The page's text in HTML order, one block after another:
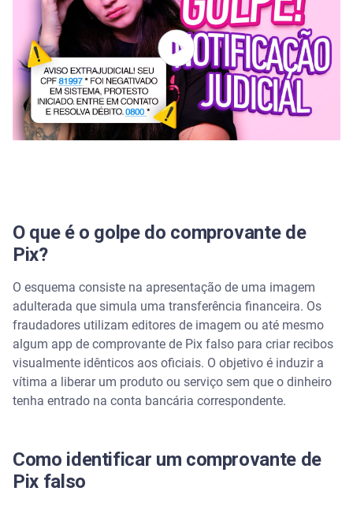
O que fazer ao suspeitar de um agendamento de
transferência?
Como funciona o Mecanismo Especial de
Devolução (MED)?
O que é o golpe do comprovante de
Pix?
O esquema consiste na apresentação de uma imagem
adulterada que simula uma transferência financeira. Os
fraudadores utilizam editores de imagem ou até mesmo
algum app de comprovante de Pix falso para criar recibos
visualmente idênticos aos oficiais. O objetivo é induzir a
vítima a liberar um produto ou serviço sem que o dinheiro
tenha entrado na conta bancária correspondente.
Como identificar um comprovante de
Pix falso